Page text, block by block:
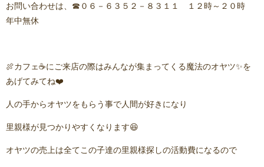
お問い合わせは、☎０６－６３５２－８３１１ １２時～２０時
年中無休
🍖カフェ☕️にご来店の際はみんなが集まってくる魔法のオヤツ✨を
あげてみてね❤️
人の手からオヤツをもらう事で人間が好きになり
里親様が見つかりやすくなります😆
オヤツの売上は全てこの子達の里親様探しの活動費になるので